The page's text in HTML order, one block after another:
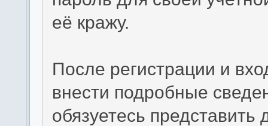
её кражу.
После регистрации и
внести подробные
обязуетесь